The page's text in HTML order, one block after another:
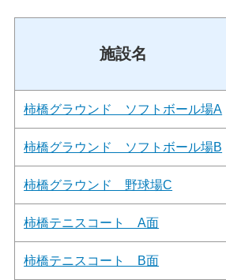
施設名
柿橋グラウンド ソフトボール場A
柿橋グラウンド ソフトボール場B
柿橋グラウンド 野球場C
柿橋テニスコート A面
柿橋テニスコート B面